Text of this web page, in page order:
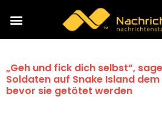
„Geh und fick dich selbst“,
Soldaten auf Snake Island
bevor sie getötet werden